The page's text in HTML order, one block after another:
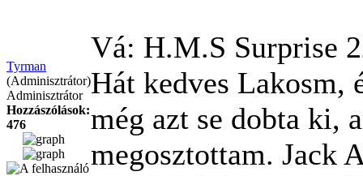
Tyrman
(Adminisztrátor)
Adminisztrátor
Hozzászólások:
476
Vá: H.M.S Surprise
Hát kedves Lakosm,
még azt se dobta ki,
megosztottam. Jack